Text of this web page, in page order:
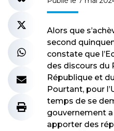
Alors que
second
constate que
des discours du
République et
Pourtant, pour
temps de se
gouvernement
apporter des